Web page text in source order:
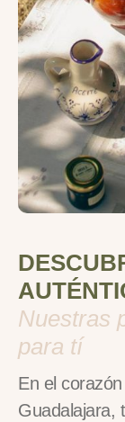
Nuestras
para tí
En el
Guadalajara,